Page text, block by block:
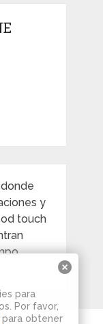
y
touch
para
Por favor,
para obtener